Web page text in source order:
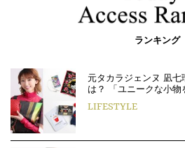
ランキング
元タカラジェンヌ 凪
は？ 「ユニークな小
LIFESTYLE